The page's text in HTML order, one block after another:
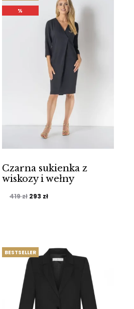
%
Czarna sukienka z
wiskozy i wełny
419zł Pierwotna
293 złAktualna
BESTSELLER